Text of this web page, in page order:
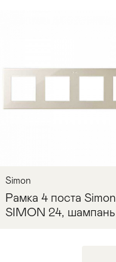
Simon
Рамка 4 поста Simon
SIMON 24, шампань